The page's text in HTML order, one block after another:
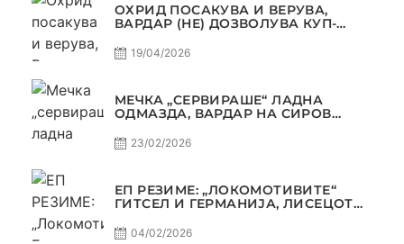
ОХРИД ПОСАКУВА И ВЕРУВА,
ВАРДАР (НЕ) ДОЗВОЛУВА КУП-
19/04/2026
МЕЧКА „СЕРВИРАШЕ“ ЛАДНА
ОДМАЗДА, ВАРДАР НА СИРОВ
АВТОКОМАНДА
23/02/2026
ЕП РЕЗИМЕ: „ЛОКОМОТИВИТЕ“
ГИТСЕЛ И ГЕРМАНИЈА, ЛИСЕЦОТ
04/02/2026